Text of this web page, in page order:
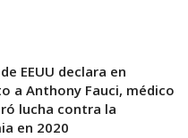
EEUU declara en
a Anthony Fauci, médico
lucha contra la
en 2020